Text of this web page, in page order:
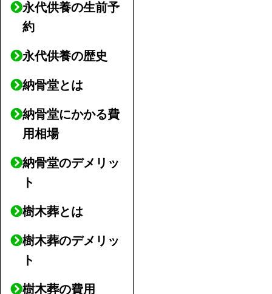
永代供養の生前予
約
永代供養の歴史
納骨堂とは
納骨堂にかかる費
用相場
納骨堂のデメリッ
ト
樹木葬とは
樹木葬のデメリッ
ト
樹木葬の費用